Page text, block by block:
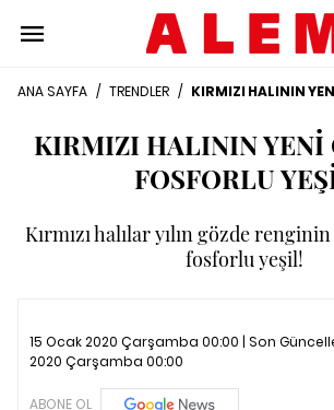
ANA SAYFA / TRENDLER / KIRMIZI HALININ
KIRMIZI HALININ YENİ
FOSFORLU
Kırmızı halılar yılın gözde
fosforlu yeşil!
15 Ocak 2020 Çarşamba 00:00 | Son
2020 Çarşamba 00:00
ABONE OL